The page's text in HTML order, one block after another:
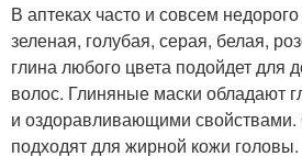
В аптеках часто и совсем
зеленая, голубая, серая, белая,
глина любого цвета подойдет для
волос. Глиняные маски обладают
и оздоравливающими
подходят для жирной кожи головы.